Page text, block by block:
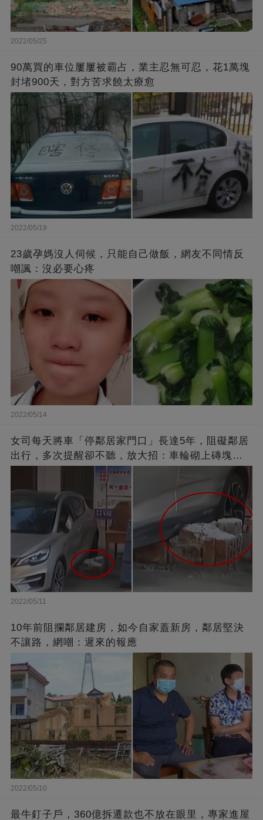
2022/05/25
90萬買的車位屢屢被霸占，業主忍無可忍，花1萬塊
封堵900天，對方苦求饒太療愈
2022/05/19
23歲孕媽沒人伺候，只能自己做飯，網友不同情反
嘲諷：沒必要心疼
2022/05/14
女司每天將車「停鄰居家門口」長達5年，阻礙鄰居
出行，多次提醒卻不聽，放大招：車輪砌上磚塊，
2022/05/11
10年前阻攔鄰居建房，如今自家蓋新房，鄰居堅決
不讓路，網嘲：遲來的報應
2022/05/10
最牛釘子戶，360億拆遷款也不放在眼里，專家進屋